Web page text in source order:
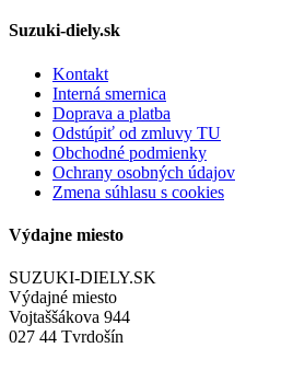
Suzuki-diely.sk
Kontakt
Interná smernica
Doprava a platba
Odstúpiť od zmluvy TU
Obchodné podmienky
Ochrany osobných údajov
Zmena súhlasu s cookies
Výdajne miesto
SUZUKI-DIELY.SK
Výdajné miesto
Vojtaššákova 944
027 44 Tvrdošín